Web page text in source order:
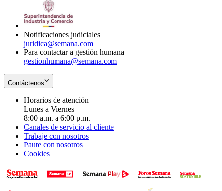
Notificaciones judiciales
juridica@semana.com
Para contactar a gestión humana
gestionhumana@semana.com
Contáctenos
Horarios de atención
Lunes a Viernes
8:00 a.m. a 6:00 p.m.
Canales de servicio al cliente
Trabaje con nosotros
Paute con nosotros
Cookies